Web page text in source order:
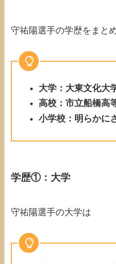
守祐陽選手の学歴をまと
大学：大東文化大
高校：市立船橋高
小学校：明らかに
学歴①：大学
守祐陽選手の大学は